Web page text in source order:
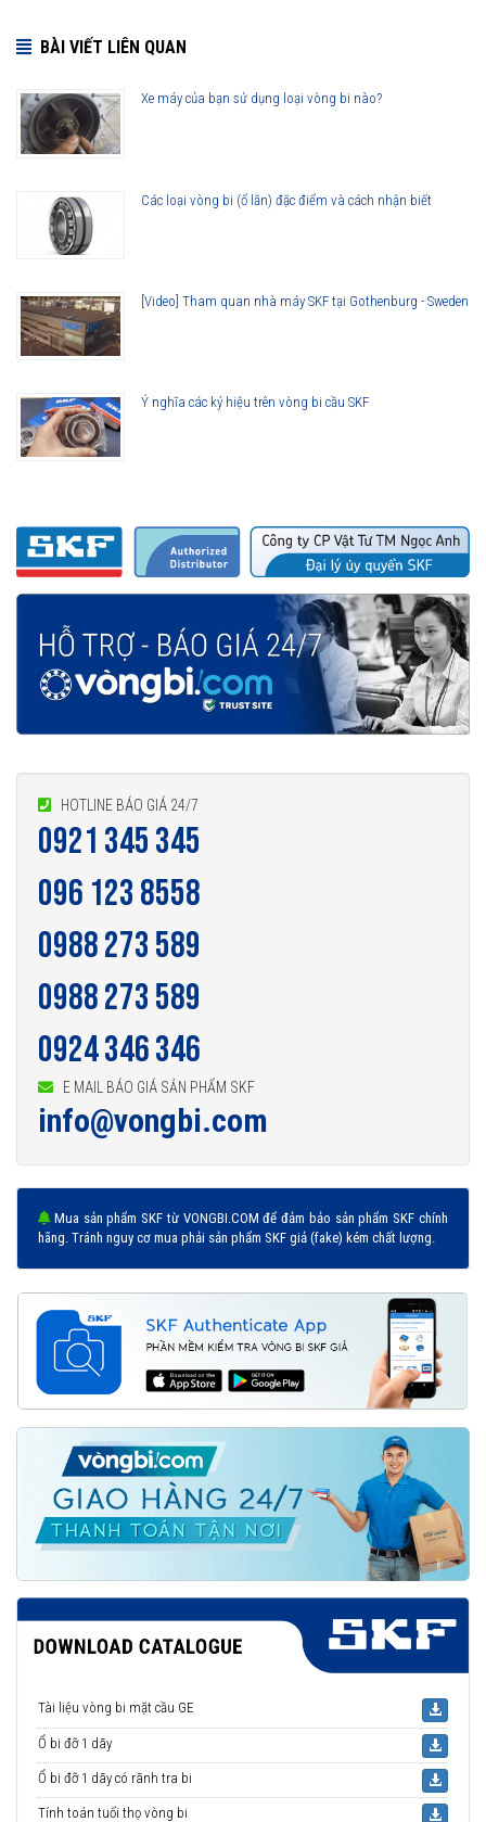
BÀI VIẾT LIÊN QUAN
Xe máy của bạn sử dụng loại vòng bi nào?
Các loại vòng bi (ổ lăn) đặc điểm và cách nhận biết
[Video] Tham quan nhà máy SKF tại Gothenburg - Sweden
Ý nghĩa các ký hiệu trên vòng bi cầu SKF
HOTLINE BÁO GIÁ 24/7
0921 345 345
096 123 8558
0988 273 589
0988 273 589
0924 346 346
E MAIL BÁO GIÁ SẢN PHẨM SKF
info@vongbi.com
Mua sản phẩm SKF từ VONGBI.COM để đảm bảo sản phẩm SKF chính
hãng. Tránh nguy cơ mua phải sản phẩm SKF giả (fake) kém chất lượng.
Tài liệu vòng bi mặt cầu GE
Ổ bi đỡ 1 dãy
Ổ bi đỡ 1 dãy có rãnh tra bi
Tính toán tuổi thọ vòng bi